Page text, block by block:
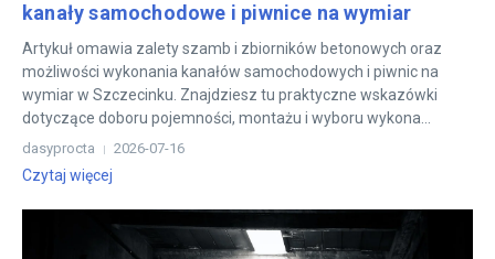
kanały samochodowe i piwnice na wymiar
Artykuł omawia zalety szamb i zbiorników betonowych oraz
możliwości wykonania kanałów samochodowych i piwnic na
wymiar w Szczecinku. Znajdziesz tu praktyczne wskazówki
dotyczące doboru pojemności, montażu i wyboru wykona...
dasyprocta 2026-07-16
Czytaj więcej